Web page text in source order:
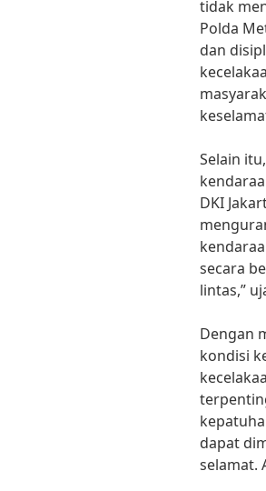
tidak
Polda
dan
Selain
DKI
secara
lintas,”
Dengan
kondisi
dapat
selamat.